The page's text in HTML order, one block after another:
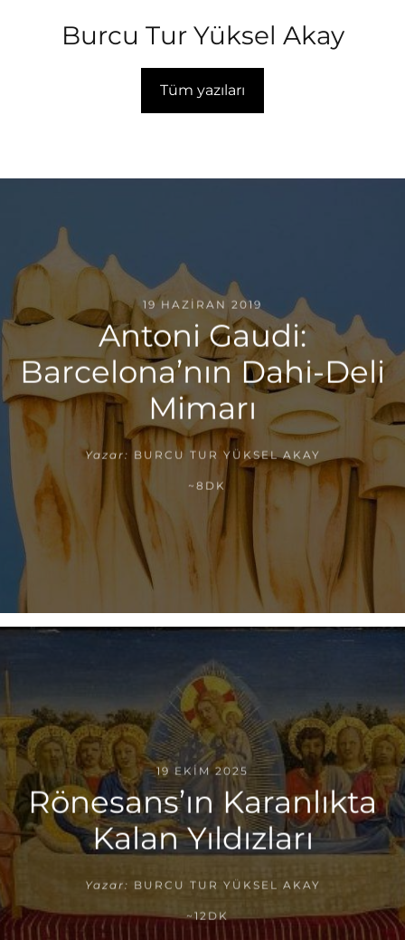
Burcu Tur Yüksel Akay
Tüm yazıları
19 HAZIRAN 2019
Antoni Gaudi:
Barcelona’nın Dahi-Deli
Mimarı
Yazar: BURCU TUR YÜKSEL AKAY
~8DK
19 EKIM 2025
Rönesans’ın Karanlıkta
Kalan Yıldızları
Yazar: BURCU TUR YÜKSEL AKAY
~12DK